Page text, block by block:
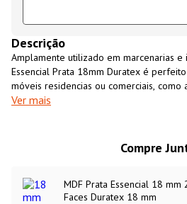
Descrição
Amplamente utilizado em marcenarias e
Essencial Prata 18mm Duratex é
móveis residencias ou comerciais, como
closets, revestimento de paredes, entre
sustentável, fabricado 100% com
Ver mais
Compre
MDF Prata Essencial 18
Faces Duratex 18 mm